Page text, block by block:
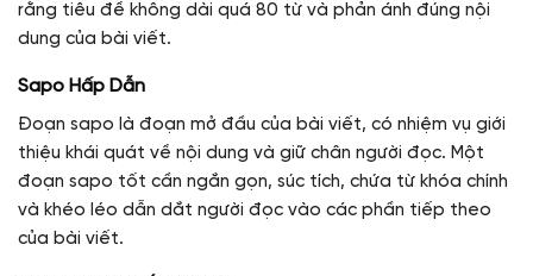
rằng tiêu đề không dài quá 80 từ và phản ánh đúng nội
dung của bài viết.
Sapo Hấp Dẫn
Đoạn sapo là đoạn mở đầu của bài viết, có nhiệm vụ giới
thiệu khái quát về nội dung và giữ chân người đọc. Một
đoạn sapo tốt cần ngắn gọn, súc tích, chứa từ khóa chính
và khéo léo dẫn dắt người đọc vào các phần tiếp theo
của bài viết.